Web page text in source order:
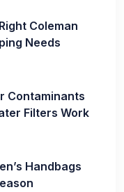
Coleman
Needs
Contaminants
Filters Work
Handbags